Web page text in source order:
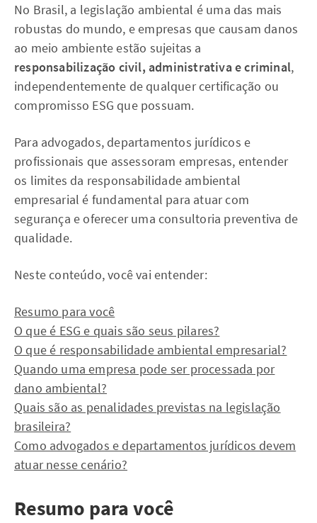
No Brasil, a legislação ambiental é uma das mais
robustas do mundo, e empresas que causam danos
ao meio ambiente estão sujeitas a
responsabilização civil, administrativa e criminal,
independentemente de qualquer certificação ou
compromisso ESG que possuam.
Para advogados, departamentos jurídicos e
profissionais que assessoram empresas, entender
os limites da responsabilidade ambiental
empresarial é fundamental para atuar com
segurança e oferecer uma consultoria preventiva de
qualidade.
Neste conteúdo, você vai entender:
Resumo para você
O que é ESG e quais são seus pilares?
O que é responsabilidade ambiental empresarial?
Quando uma empresa pode ser processada por
dano ambiental?
Quais são as penalidades previstas na legislação
brasileira?
Como advogados e departamentos jurídicos devem
atuar nesse cenário?
Resumo para você